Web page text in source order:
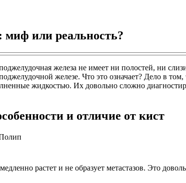
миф или реальность?
железа не имеет ни полостей, ни
железе. Что это означает? Дело в
жидкостью. Их довольно сложно
и отличие от кист
растет и не образует метастазов. Это